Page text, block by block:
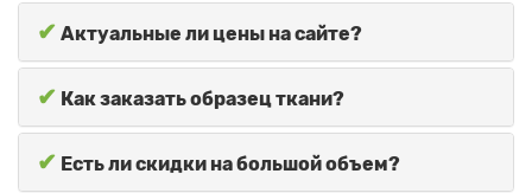
✔ Актуальные ли цены на сайте?
✔ Как заказать образец ткани?
✔ Есть ли скидки на большой объем?